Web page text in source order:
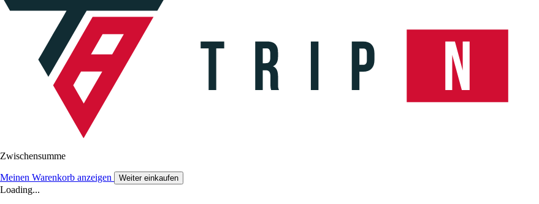
Zwischensumme
Meinen Warenkorb anzeigen Weiter einkaufen
Loading...